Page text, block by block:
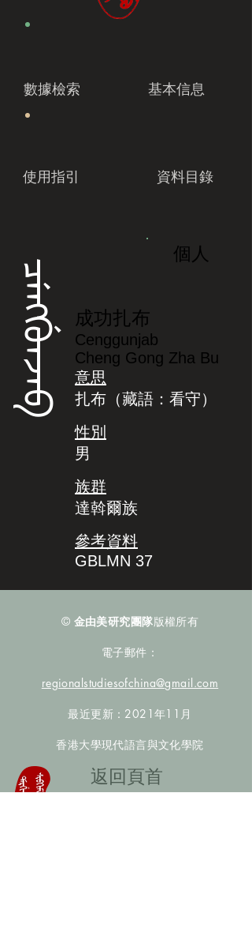
數據檢索 基本信息
使用指引 資料目錄
ᠴᡝᠩᡤᡠᠨᠵᠠᠪ
個人
成功扎布
Cenggunjab
Cheng Gong Zha Bu
意思
扎布（藏語：看守）
性別
男
族群
達斡爾族
參考資料
GBLMN 37
© 金由美研究團隊版權所有
電子郵件：
regionalstudiesofchina@gmail.com
最近更新：2021年11月
香港大學現代語言與文化學院
​返回頁首